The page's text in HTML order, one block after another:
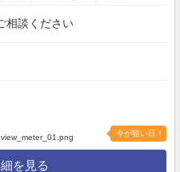
相談ください
今が狙い目！
を見る